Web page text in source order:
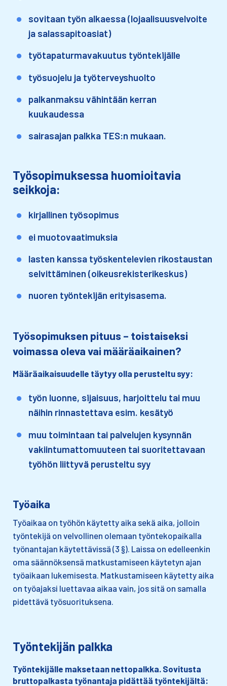
sovitaan työn alkaessa (lojaalisuusvelvoite
ja salassapitoasiat​)
työtapaturmavakuutus työntekijälle​
työsuojelu ja työterveyshuolto​
palkanmaksu vähintään kerran
kuukaudessa​
sairasajan palkka TES:n mukaan​.
Työsopimuksessa huomioitavia
seikkoja:
kirjallinen työsopimus​
ei muotovaatimuksia​
lasten kanssa työskentelevien rikostaustan
selvittäminen (oikeusrekisterikeskus)​
nuoren työntekijän erityisasema.
Työsopimuksen pituus – toistaiseksi
voimassa oleva vai määräaikainen?
Määräaikaisuudelle täytyy olla perusteltu syy:​
työn luonne, sijaisuus, harjoittelu tai muu
näihin rinnastettava esim. kesätyö​
muu toimintaan tai palvelujen kysynnän
vakiintumattomuuteen tai suoritettavaan
työhön liittyvä perusteltu syy
Työaika
Työaikaa on työhön käytetty aika sekä aika, jolloin
työntekijä on velvollinen olemaan työntekopaikalla
työnantajan käytettävissä (3 §). Laissa on edelleenkin
oma säännöksensä matkustamiseen käytetyn ajan
työaikaan lukemisesta. Matkustamiseen käytetty aika
on työajaksi luettavaa aikaa vain, jos sitä on samalla
pidettävä työsuorituksena.
Työntekijän palkka
Työntekijälle maksetaan nettopalkka. Sovitusta
bruttopalkasta työnantaja pidättää työntekijältä: